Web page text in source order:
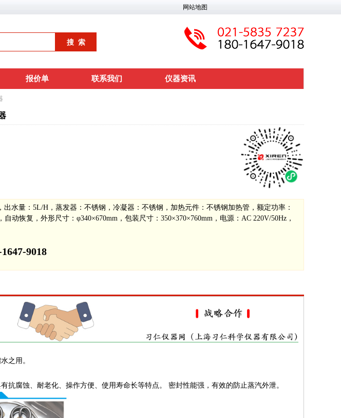
网站地图
报价单 联系我们 仪器资讯
水量：5L/H，蒸发器：不锈钢，冷凝器：不锈钢，加热元件：不锈钢加热管，额定功率：
动恢复，外形尺寸：φ340×670mm，包装尺寸：350×370×760mm，电源：AC 220V/50Hz，
9018
之用。
抗腐蚀、耐老化、操作方便、使用寿命长等特点。 密封性能强，有效的防止蒸汽外泄。